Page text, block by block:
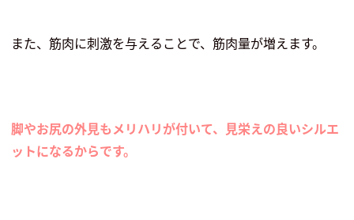
また、筋肉に刺激を与えることで、筋肉量が増えます。
脚やお尻の外見もメリハリが付いて、見栄えの良いシルエ
ットになるからです。